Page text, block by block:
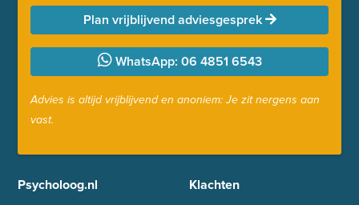
Plan vrijblijvend adviesgesprek
WhatsApp: 06 4851 6543
Advies is altijd vrijblijvend en anoniem: Je zit nergens aan
vast.
Psycholoog.nl Klachten